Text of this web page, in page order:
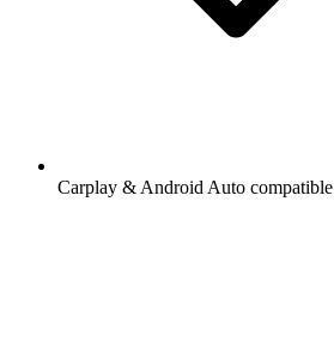
Carplay & Android Auto compatible